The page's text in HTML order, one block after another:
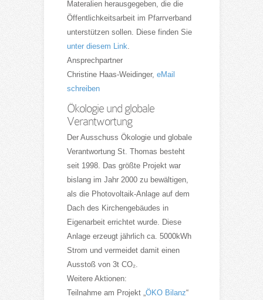
Materalien herausgegeben, die die
Öffentlichkeitsarbeit im Pfarrverband
unterstützen sollen. Diese finden Sie
unter diesem Link
Ansprechpartner
Christine Haas-Weidinger, eMail
schreiben
Ökologie und globale
Verantwortung
Der Ausschuss Ökologie und globale
Verantwortung St. Thomas besteht
seit 1998. Das größte Projekt war
bislang im Jahr 2000 zu bewältigen,
als die Photovoltaik-Anlage auf dem
Dach des Kirchengebäudes in
Eigenarbeit errichtet wurde. Diese
Anlage erzeugt jährlich ca. 5000kWh
Strom und vermeidet damit einen
Ausstoß von 3t CO₂.
Weitere Aktionen:
Teilnahme am Projekt „ ÖKO Bilanz“